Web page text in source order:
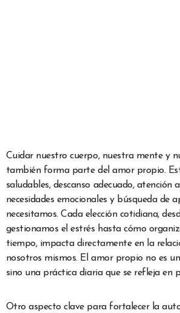
Cuidar nuestro cuerpo, nuestra mente y
también forma parte del amor propio.
saludables, descanso adecuado, atención
necesidades emocionales y búsqueda de
necesitamos. Cada elección cotidiana,
gestionamos el estrés hasta cómo
tiempo, impacta directamente en la
nosotros mismos. El amor propio no es
sino una práctica diaria que se refleja en
Otro aspecto clave para fortalecer la